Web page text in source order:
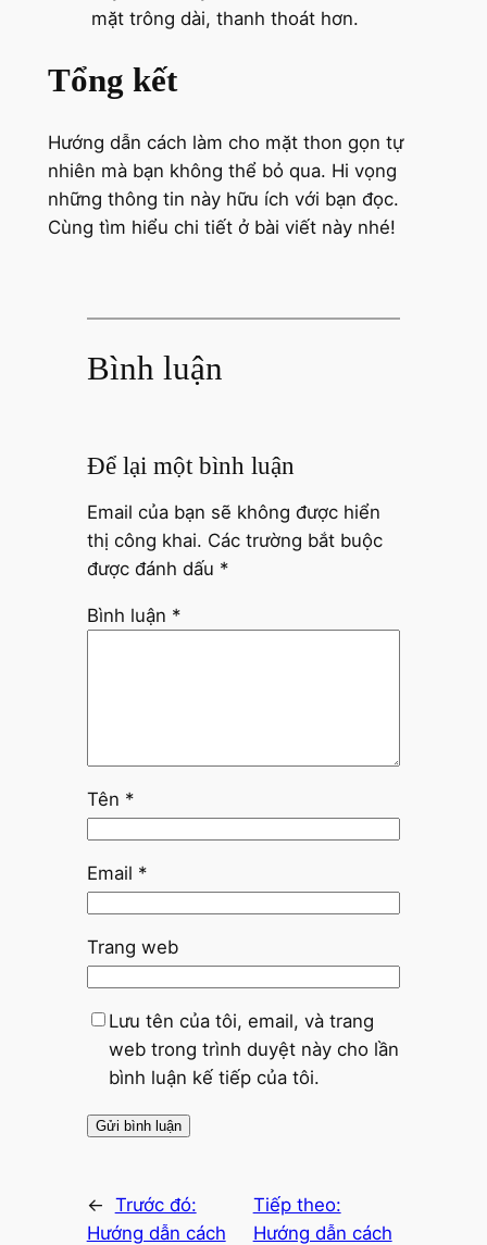
mặt trông dài, thanh thoát hơn.
Tổng kết
Hướng dẫn cách làm cho mặt thon gọn tự
nhiên mà bạn không thể bỏ qua. Hi vọng
những thông tin này hữu ích với bạn đọc.
Cùng tìm hiểu chi tiết ở bài viết này nhé!
Bình luận
Để lại một bình luận
Email của bạn sẽ không được hiển
thị công khai. Các trường bắt buộc
được đánh dấu *
Bình luận *
Tên *
Email *
Trang web
Lưu tên của tôi, email, và trang
web trong trình duyệt này cho lần
bình luận kế tiếp của tôi.
← Trước đó:
Hướng dẫn cách
Tiếp theo:
Hướng dẫn cách